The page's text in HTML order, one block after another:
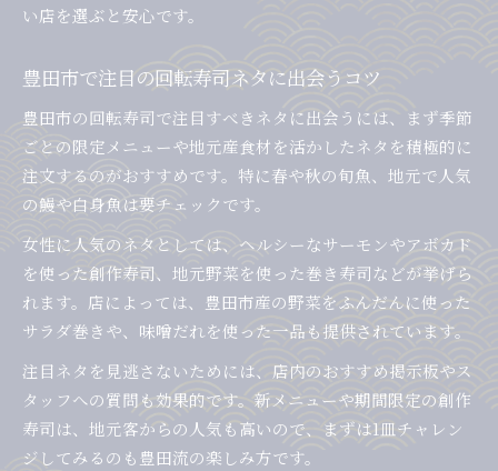
い店を選ぶと安心です。
豊田市で注目の回転寿司ネタに出会うコツ
豊田市の回転寿司で注目すべきネタに出会うには、まず季節
ごとの限定メニューや地元産食材を活かしたネタを積極的に
注文するのがおすすめです。特に春や秋の旬魚、地元で人気
の鰻や白身魚は要チェックです。
女性に人気のネタとしては、ヘルシーなサーモンやアボカド
を使った創作寿司、地元野菜を使った巻き寿司などが挙げら
れます。店によっては、豊田市産の野菜をふんだんに使った
サラダ巻きや、味噌だれを使った一品も提供されています。
注目ネタを見逃さないためには、店内のおすすめ掲示板やス
タッフへの質問も効果的です。新メニューや期間限定の創作
寿司は、地元客からの人気も高いので、まずは1皿チャレン
ジしてみるのも豊田流の楽しみ方です。